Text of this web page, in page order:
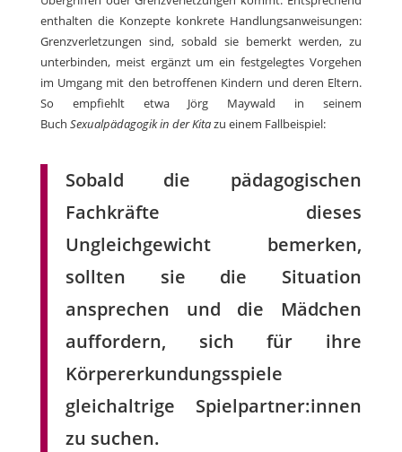
enthalten die Konzepte konkrete Handlungsanweisungen:
Grenzverletzungen sind, sobald sie bemerkt werden, zu
unterbinden, meist ergänzt um ein festgelegtes Vorgehen
im Umgang mit den betroffenen Kindern und deren Eltern.
So empfiehlt etwa Jörg Maywald in seinem
Buch Sexualpädagogik in der Kitazu einem Fallbeispiel:
Sobald die pädagogischen
Fachkräfte dieses
Ungleichgewicht bemerken,
sollten sie die Situation
ansprechen und die Mädchen
auffordern, sich für ihre
Körpererkundungsspiele
gleichaltrige Spielpartner:innen
zu suchen.